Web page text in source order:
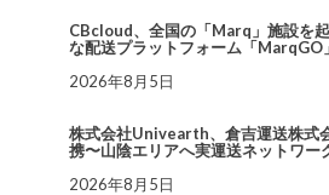
CBcloud、全国の「Marq」施設を
な配送プラットフォーム「MarqGO
2026年8月5日
株式会社Univearth、倉吉運送株式
携〜山陰エリアへ実運送ネットワー
2026年8月5日